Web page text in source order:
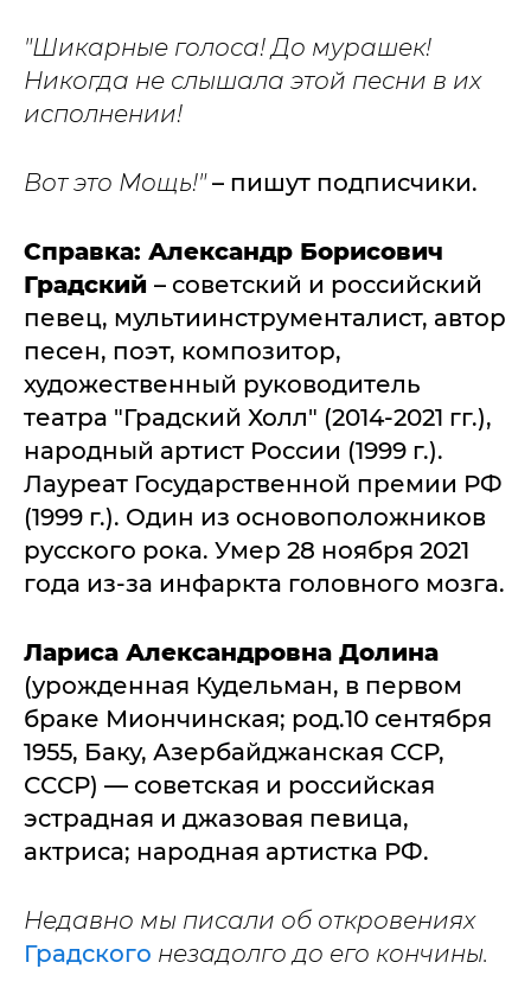
"Шикарные голоса! До мурашек!
Никогда не слышала этой песни в их
исполнении!
Вот это Мощь!"– пишут подписчики.
Справка: Александр Борисович
Градский – советский и российский
певец, мультиинструменталист, автор
песен, поэт, композитор,
художественный руководитель
театра "Градский Холл" (2014-2021 гг.),
народный артист России (1999 г.).
Лауреат Государственной премии РФ
(1999 г.). Один из основоположников
русского рока. Умер 28 ноября 2021
года из-за инфаркта головного мозга.
Лариса Александровна Долина
(урожденная Кудельман, в первом
браке Миончинская; род.10 сентября
1955, Баку, Азербайджанская ССР,
СССР) — советская и российская
эстрадная и джазовая певица,
актриса; народная артистка РФ.
Недавно мы писали об откровениях
Градского незадолго до его кончины.